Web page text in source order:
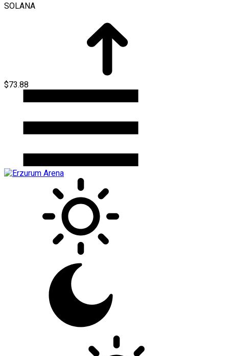
SOLANA
$73.88